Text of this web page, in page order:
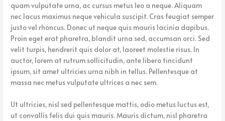
quam vulputate urna, ac cursus metus leo a neque. Aliquam
nec lacus maximus neque vehicula suscipit. Cras feugiat semper
justo vel rhoncus. Donec ut neque quis mauris lacinia dapibus.
Proin eget erat pharetra, blandit urna sed, accumsan orci. Sed
velit turpis, hendrerit quis dolor at, laoreet molestie risus. In
auctor, lorem at rutrum sollicitudin, ante libero tincidunt
ipsum, sit amet ultricies urna nibh in tellus. Pellentesque at
massa nec metus vulputate ultrices a nec sem.
Ut ultricies, nisl sed pellentesque mattis, odio metus luctus est,
ut convallis felis dui quis mauris. Mauris dictum, nisl pharetra